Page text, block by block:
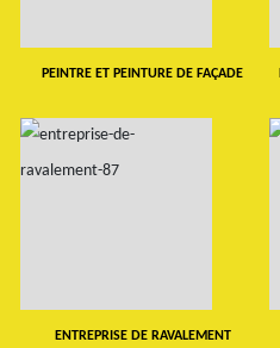
PEINTRE ET PEINTURE DE FAÇADE
ENTREPRISE DE RAVALEMENT